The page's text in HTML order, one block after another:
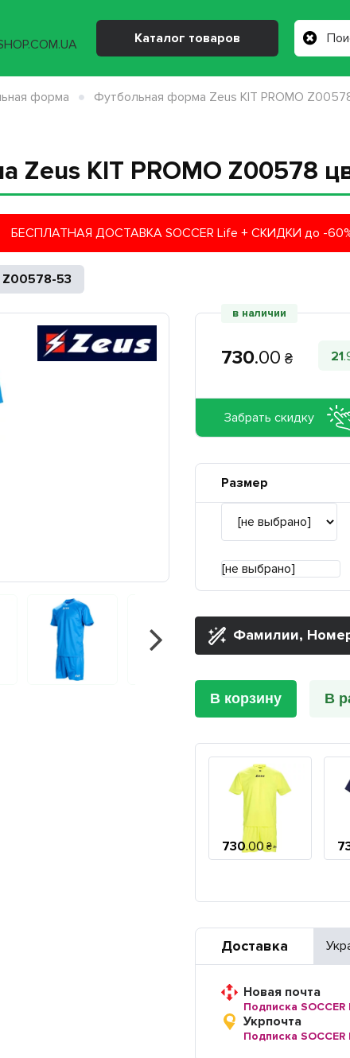
KIT PROMO Z00578
БЕСПЛАТНАЯ ДОСТАВКА SOCCER Life + СКИДКИ до -
Z00578-53
в наличии
730.00 ₴ 21.
Забрать скидку
Размер
[не выбрано]
Фамилии,
В корзину В
730.00 ₴
Доставка
Новая почта
Подписка
Укрпочта
Подписка
Каталог товаров
форма Футбольная форма Zeus KIT PROMO